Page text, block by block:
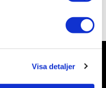
Visa detaljer